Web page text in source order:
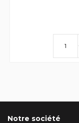
Notre société